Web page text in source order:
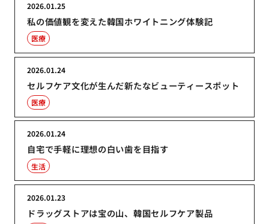
私の価値観を変えた韓国ホワイトニング体験記
2026.01.25
医療
セルフケア文化が生んだ新たなビューティースポット
2026.01.24
医療
自宅で手軽に理想の白い歯を目指す
2026.01.24
生活
ドラッグストアは宝の山、韓国セルフケア製品
2026.01.23